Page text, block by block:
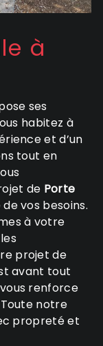
à
ses
habitez à
et d’un
tout en
de Porte
vos besoins.
à votre
projet de
avant tout
renforce
notre
propreté et